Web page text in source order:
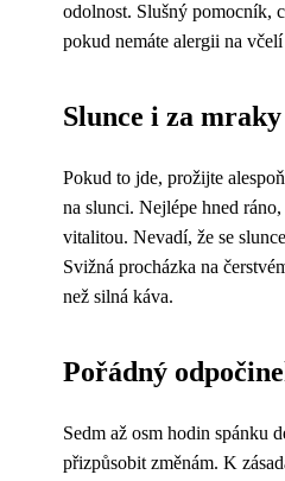
odolnost. Slušný pomocník,
pokud nemáte alergii na
Slunce i za mraky
Pokud to jde, prožijte
na slunci. Nejlépe hned
vitalitou. Nevadí, že se
Svižná procházka na
než silná káva.
Pořádný
Sedm až osm hodin spánku
přizpůsobit změnám. K